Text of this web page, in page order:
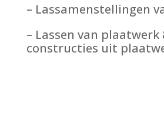
– Lassamenstellingen
– Lassen van plaatwerk
constructies uit